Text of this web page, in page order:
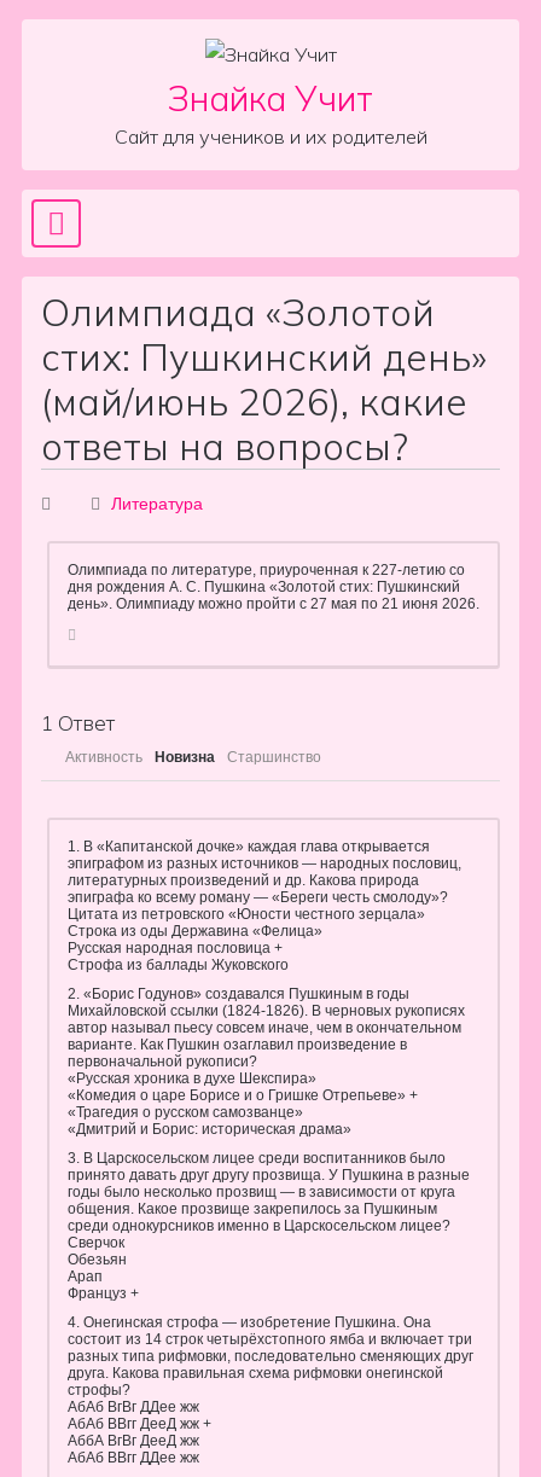
Знайка Учит
Сайт для учеников и их родителей
Main Navigation
Олимпиада «Золотой
стих: Пушкинский день»
(май/июнь 2026), какие
ответы на вопросы?
Литература
Олимпиада по литературе, приуроченная к 227-летию со
дня рождения А. С. Пушкина «Золотой стих: Пушкинский
день». Олимпиаду можно пройти с 27 мая по 21 июня 2026.
1 Ответ
Активность Новизна Старшинство
1. В «Капитанской дочке» каждая глава открывается
эпиграфом из разных источников — народных пословиц,
литературных произведений и др. Какова природа
эпиграфа ко всему роману — «Береги честь смолоду»?
Цитата из петровского «Юности честного зерцала»
Строка из оды Державина «Фелица»
Русская народная пословица +
Строфа из баллады Жуковского
2. «Борис Годунов» создавался Пушкиным в годы
Михайловской ссылки (1824-1826). В черновых рукописях
автор называл пьесу совсем иначе, чем в окончательном
варианте. Как Пушкин озаглавил произведение в
первоначальной рукописи?
«Русская хроника в духе Шекспира»
«Комедия о царе Борисе и о Гришке Отрепьеве» +
«Трагедия о русском самозванце»
«Дмитрий и Борис: историческая драма»
3. В Царскосельском лицее среди воспитанников было
принято давать друг другу прозвища. У Пушкина в разные
годы было несколько прозвищ — в зависимости от круга
общения. Какое прозвище закрепилось за Пушкиным
среди однокурсников именно в Царскосельском лицее?
Сверчок
Обезьян
Арап
Француз +
4. Онегинская строфа — изобретение Пушкина. Она
состоит из 14 строк четырёхстопного ямба и включает три
разных типа рифмовки, последовательно сменяющих друг
друга. Какова правильная схема рифмовки онегинской
строфы?
АбАб ВгВг ДДее жж
АбАб ВВгг ДееД жж +
АббА ВгВг ДееД жж
АбАб ВВгг ДДее жж